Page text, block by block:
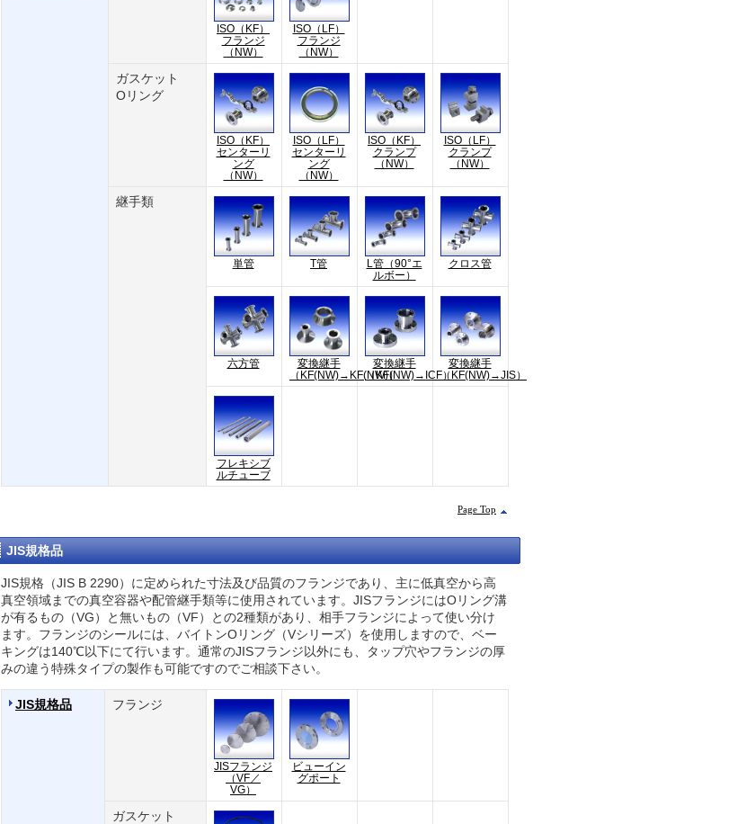
ISO（KF）
フランジ
（NW）
ISO（LF）
フランジ
（NW）
ガスケット
Oリング
ISO（KF）
センターリ
ング
（NW）
ISO（LF）
センターリ
ング
（NW）
ISO（KF）
クランプ
（NW）
ISO（LF）
クランプ
（NW）
継手類
単管 T管
L管（90°エ
ルボー）
クロス管
六方管
変換継手
（KF(NW)→KF(NW)）
変換継手
（KF(NW)→ICF）
変換継手
（KF(NW)→JIS）
フレキシブ
ルチューブ
Page Top
JIS規格品
JIS規格（JIS B 2290）に定められた寸法及び品質のフランジであり、主に低真空から高
真空領域までの真空容器や配管継手類等に使用されています。JISフランジにはOリング溝
が有るもの（VG）と無いもの（VF）との2種類があり、相手フランジによって使い分け
ます。フランジのシールには、バイトンOリング（Vシリーズ）を使用しますので、ベー
キングは140℃以下にて行います。通常のJISフランジ以外にも、タップ穴やフランジの厚
みの違う特殊タイプの製作も可能ですのでご相談下さい。
JIS規格品 フランジ
JISフランジ
（VF／
VG）
ビューイン
グポート
ガスケット